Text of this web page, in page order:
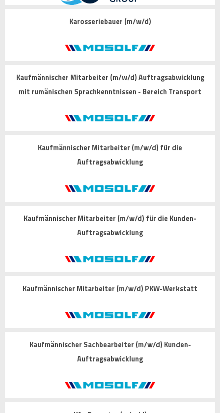
Karosseriebauer (m/w/d)
Kaufmännischer Mitarbeiter (m/w/d) Auftragsabwicklung
mit rumänischen Sprachkenntnissen - Bereich Transport
Kaufmännischer Mitarbeiter (m/w/d) für die
Auftragsabwicklung
Kaufmännischer Mitarbeiter (m/w/d) für die Kunden-
Auftragsabwicklung
Kaufmännischer Mitarbeiter (m/w/d) PKW-Werkstatt
Kaufmännischer Sachbearbeiter (m/w/d) Kunden-
Auftragsabwicklung